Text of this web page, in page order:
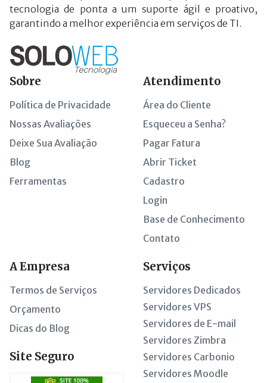
tecnologia de ponta a um suporte ágil e proativo,
garantindo a melhor experiência em serviços de TI.
Sobre
Política de Privacidade
Nossas Avaliações
Deixe Sua Avaliação
Blog
Ferramentas
Atendimento
Área do Cliente
Esqueceu a Senha?
Pagar Fatura
Abrir Ticket
Cadastro
Login
Base de Conhecimento
Contato
A Empresa
Termos de Serviços
Orçamento
Dicas do Blog
Site Seguro
Serviços
Servidores Dedicados
Servidores VPS
Servidores de E-mail
Servidores Zimbra
Servidores Carbonio
Servidores Moodle